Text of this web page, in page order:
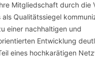
Mitgliedschaft durch die
als Qualitätssiegel
einer nachhaltigen und
Entwicklung
eines hochkarätigen